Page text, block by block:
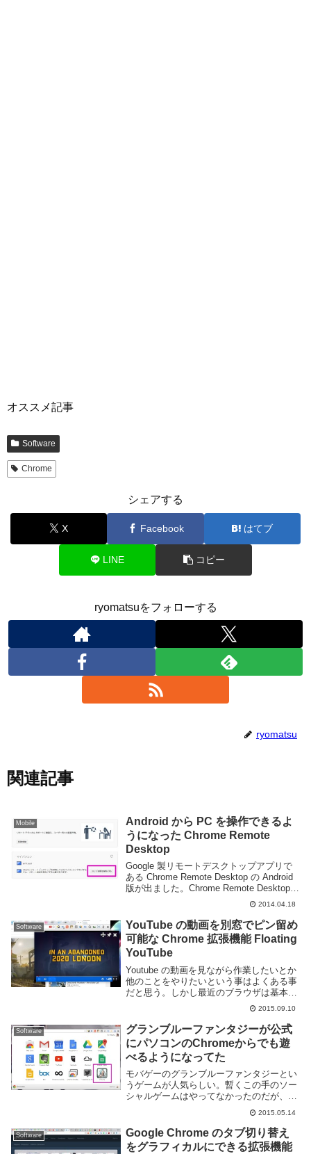
オススメ記事
Software
Chrome
シェアする
X Facebook はてブ
LINE コピー
ryomatsuをフォローする
ryomatsu
関連記事
Mobile
Android から PC を操作できるよ
うになった Chrome Remote
Desktop
Google 製リモートデスクトップアプリで
ある Chrome Remote Desktop の Android
版が出ました。Chrome Remote Desktop -
Google Play の Android アプリ以前までで
2014.04.18
Software
YouTube の動画を別窓でピン留め
可能な Chrome 拡張機能 Floating
YouTube
Youtube の動画を見ながら作業したいとか
他のことをやりたいという事はよくある事
だと思う。しかし最近のブラウザは基本は
タブで開くので常に表示させたい場合はウ
インドウを新たに作る必要があるし、他の
ウインドウに被って見にくくなったりしま
す。...
2015.09.10
Software
グランブルーファンタジーが公式
にパソコンのChromeからでも遊
べるようになってた
モバゲーのグランブルーファンタジーとい
うゲームが人気らしい。暫くこの手のソー
シャルゲームはやってなかったのだが、演
出がすごいリッチだったりフルボイスだっ
たりとかなり進歩しているようだ。ところ
ぜ以前まではパソコンからモバゲーなどの
ゲームをやる...
2015.05.14
Software
Google Chrome のタブ切り替え
をグラフィカルにできる拡張機能